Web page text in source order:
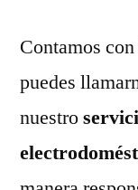
Contamos
puedes
nuestro